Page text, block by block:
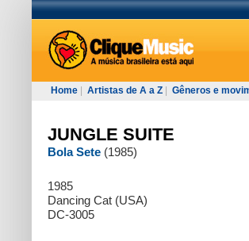
Home Artistas de A a Z Gêneros e
JUNGLE SUITE
Bola Sete (1985)
1985
Dancing Cat (USA)
DC-3005